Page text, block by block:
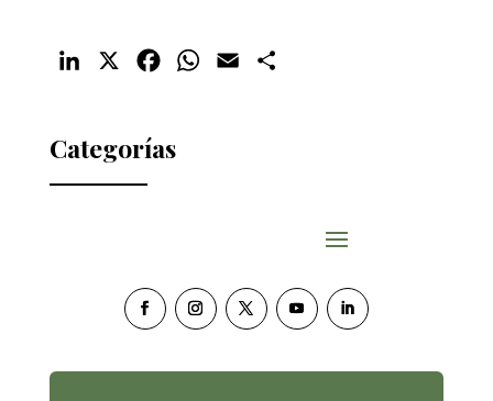
LinkedIn FacebookWhatsApp
Email
Categorías